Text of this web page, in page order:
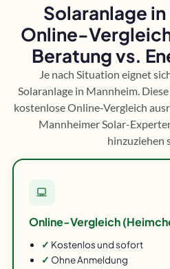
Solaranlage
Online-
Beratung vs.
Je nach Situation eignet
Solaranlage in Mannheim.
kostenlose Online-Vergleich
Mannheimer Solar-
hinzuziehen
Online-Vergleich
✓ Kostenlos und sofort
✓ Ohne Anmeldung